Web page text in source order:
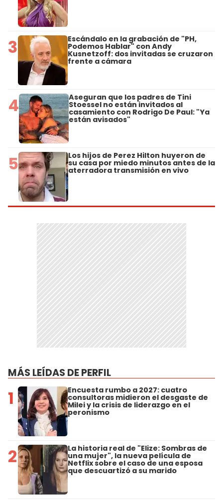
3 Escándalo en la grabación de "PH,
Podemos Hablar" con Andy
Kusnetzoff: dos invitadas se cruzaron
frente a cámara
4 Aseguran que los padres de Tini
Stoessel no están invitados al
casamiento con Rodrigo De Paul: "Ya
están avisados"
5 Los hijos de Perez Hilton huyeron de
su casa por miedo minutos antes de la
aterradora transmisión en vivo
MÁS LEÍDAS DE PERFIL
1 Encuesta rumbo a 2027: cuatro
consultoras midieron el desgaste de
Milei y la crisis de liderazgo en el
peronismo
2 La historia real de "Elize: Sombras de
una mujer", la nueva película de
Netflix sobre el caso de una esposa
que descuartizó a su marido